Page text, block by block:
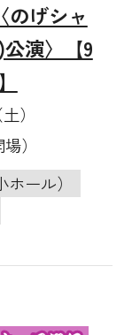
のげシャ
演〉【9
）
）
ール）